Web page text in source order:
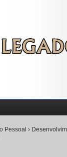
Pessoal ›